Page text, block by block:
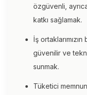
özgüvenli,
katkı sağlamak.
İş
güvenilir ve
sunmak.
Tüketici